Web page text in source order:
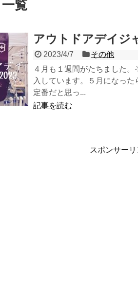
一覧
アウトドアデイジ
2023/4/7
その他
４月も１週間がたちました
入しています。５月になっ
定番だと思っ...
記事を読む
スポンサーリ